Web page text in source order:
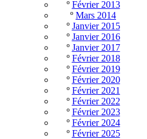
º Février 2013
º Mars 2014
º Janvier 2015
º Janvier 2016
º Janvier 2017
º Février 2018
º Février 2019
º Février 2020
º Février 2021
º Février 2022
º Février 2023
º Février 2024
º Février 2025